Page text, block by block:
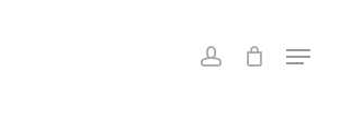
accountMenu
Close